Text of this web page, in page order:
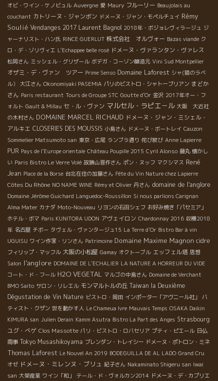
オビ・ワイン・ケノビュル Auvergne 愛 Maury フルーリー Beaujolais au
couchant カトリーヌ・ジャンボン ドメーヌ・ジャン・モペルチュイ Rémy
Soulié Vendanges 2017 Laurent Bagnol 2018年・ボジョレヴィラージュ ジ
ャーナリスト・ハン氏 RINCE GUERLUT 株式会社 オルヴォー Bazas viande ク
ロ・デ・ゾリヴィエ L'Echappee belle rosé ドメーヌ・ヴァランタン・ヴァレス
松岡さん ミッシェル・グリザール ボデガ・コーゾン醸造元 Vini Sud Montpellier
オザミ・デ・ヴァン ツアー Prime Senso Domaine Laforest シャ(猫のラベ
ル）
大江さん Okonomiyaki PASEMIA パリのビストロ・シャトーブリアン まどか
さん Paris restaurant Tours de Groupe STC Goutte d’Or 金沢 2017年オー・フ
ォルト Gault & Millau セ・ル・ヴァン マルセル・ラピエ－ル 大阪 大近社
の木村さん DOMAINE MARCEL RICHAUD ドメーヌ・ジャン・ミシェル・
アルキエ CLOSERIES DES MOUSSIS 小島さん ドメーヌ・ボートレイ Cauzon
Sommelier Matsumoto san 東京・広尾 ランブラ通り 侘び寂び Anne Lapierre
PUR Pays de l'Europe orientale Château Poupille 2015 Cyril Alonso 藤丸 懐かし
い Paris Bistro Le Verre Volé 故勝山晋作さん ポン・ヌッフ マクシマス René
Jean Place de la Borse 台北在住の加藤さん Fête du Vin Nature chez Lapierre
Côtes Du Rhône NO NAME WINE Rémy et Olivier 丹さん domaine de l'anglore
Domaine Jérôme Guichard Languedoc-Roussillon Si nous parlions Carignan
Alma Mater カナダ Moto-Nouveau リヨンの石田シェフ お好み焼き「パセミア」
ホテル・ボマ Paris KUNITORA UDON アヴェイロン Chardonnay 2016 収穫2018
年 名古屋 チボー タヴェル・ヴァンタージュ15 La Terre d'Or Bistro Bar à vin
UGUISU ワイン作家・リンさん Patrimoine Domaine Maxime Magnon cidre
フィリップ・マッフル 大阪の小松屋 Gamay オクトーブル エッフェル塔 思想
Salon l'anglore DOMAINE DE L'ECHALIER LA NATURE A HORREUR DU VIDE
コート・ド・フール H2O VEGETAL マルゴの中島さん Domaine de Verchant
BMO Saito サロン・リレエル モンマルトルの丘 Taiwan la Deuxième
Dégustation de Vin Nature ビストロ・岡田 インポーター「アヴニール社」
バ
ティスト・クザン 世を動かす人 Le Chameua Ivre Mauvais Temps OSAKA Daikin
KIMURA san Julien Derain Kamm Asutra Bistro La Part des Anges Strasbourg
ユグ・べゲ Clos Massotte パリ・ビストロ・ロバセリア プティ・ピエール 日仏
商事 Tokyo Musashikoyama ブレンダン・トレイシー ドメーヌ・ポトロン・ミネ
Thomas Laforest Le Nouvel An 2019 BODEGUILLA DE AL LADO Grand Cru
オゼ ドメーヌ・ミレンヌ・ブリュ 紀子さん Nakaminato Shigeru san Iwai
san 大榮産業 ワイン「和」 テール・ド・ヴォルカン2014 ドメーヌ・デ・カプリエ